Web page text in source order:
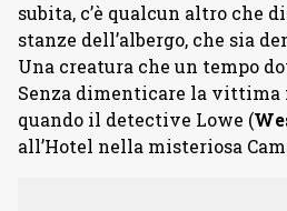
subita, c’è qualcun altro che
stanze dell’albergo, che sia
Una creatura che un tempo
Senza dimenticare la vittima
quando il detective Lowe (
all’Hotel nella misteriosa